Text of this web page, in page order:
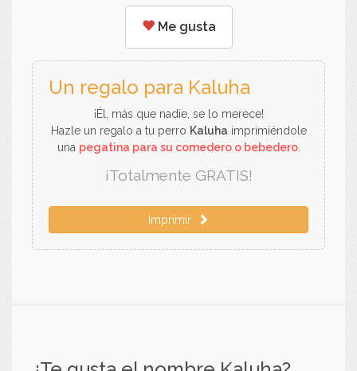
Me gusta
Un regalo para Kaluha
¡Él, más que nadie, se lo merece!
Hazle un regalo a tu perro Kaluha imprimiéndole
una pegatina para su comedero o bebedero.
¡Totalmente GRATIS!
Imprimir